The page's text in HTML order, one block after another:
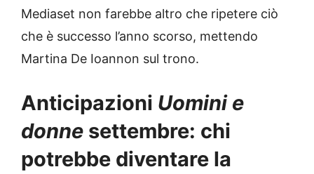
Mediaset non farebbe altro che ripetere ciò
che è successo l’anno scorso, mettendo
Martina De Ioannon sul trono.
Anticipazioni Uomini e
donne settembre: chi
potrebbe diventare la